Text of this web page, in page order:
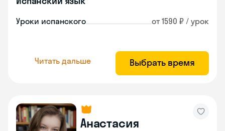
Уроки испанского от 1590 ₽ / урок
Читать дальше Выбрать время
Анастасия